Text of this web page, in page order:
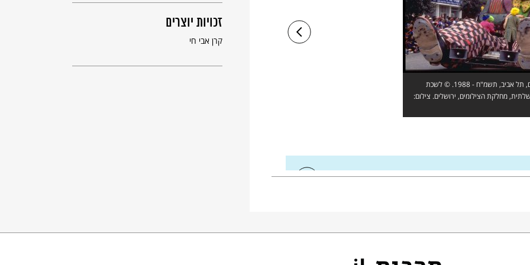
עדלאידע, פורים, תל אביב, תשמ"ח - 1988. © לשכת
מחלקת הצילומים, ירושלים. צילום:
זכויות יוצרים
קרן אבי חי